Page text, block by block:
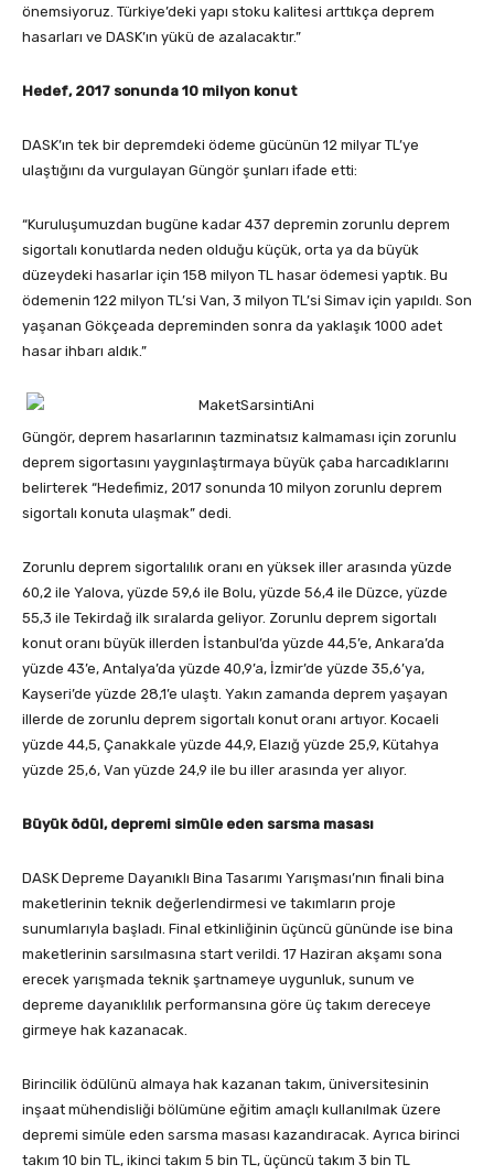
önemsiyoruz. Türkiye’deki yapı stoku kalitesi arttıkça deprem
hasarları ve DASK’ın yükü de azalacaktır.”
Hedef, 2017 sonunda 10 milyon konut
DASK’ın tek bir depremdeki ödeme gücünün 12 milyar TL’ye
ulaştığını da vurgulayan Güngör şunları ifade etti:
“Kuruluşumuzdan bugüne kadar 437 depremin zorunlu deprem
sigortalı konutlarda neden olduğu küçük, orta ya da büyük
düzeydeki hasarlar için 158 milyon TL hasar ödemesi yaptık. Bu
ödemenin 122 milyon TL’si Van, 3 milyon TL’si Simav için yapıldı. Son
yaşanan Gökçeada depreminden sonra da yaklaşık 1000 adet
hasar ihbarı aldık.”
Güngör, deprem hasarlarının tazminatsız kalmaması için zorunlu
deprem sigortasını yaygınlaştırmaya büyük çaba harcadıklarını
belirterek “Hedefimiz, 2017 sonunda 10 milyon zorunlu deprem
sigortalı konuta ulaşmak” dedi.
Zorunlu deprem sigortalılık oranı en yüksek iller arasında yüzde
60,2 ile Yalova, yüzde 59,6 ile Bolu, yüzde 56,4 ile Düzce, yüzde
55,3 ile Tekirdağ ilk sıralarda geliyor. Zorunlu deprem sigortalı
konut oranı büyük illerden İstanbul’da yüzde 44,5’e, Ankara’da
yüzde 43’e, Antalya’da yüzde 40,9’a, İzmir’de yüzde 35,6’ya,
Kayseri’de yüzde 28,1’e ulaştı. Yakın zamanda deprem yaşayan
illerde de zorunlu deprem sigortalı konut oranı artıyor. Kocaeli
yüzde 44,5, Çanakkale yüzde 44,9, Elazığ yüzde 25,9, Kütahya
yüzde 25,6, Van yüzde 24,9 ile bu iller arasında yer alıyor.
Büyük ödül, depremi simüle eden sarsma masası
DASK Depreme Dayanıklı Bina Tasarımı Yarışması’nın finali bina
maketlerinin teknik değerlendirmesi ve takımların proje
sunumlarıyla başladı. Final etkinliğinin üçüncü gününde ise bina
maketlerinin sarsılmasına start verildi. 17 Haziran akşamı sona
erecek yarışmada teknik şartnameye uygunluk, sunum ve
depreme dayanıklılık performansına göre üç takım dereceye
girmeye hak kazanacak.
Birincilik ödülünü almaya hak kazanan takım, üniversitesinin
inşaat mühendisliği bölümüne eğitim amaçlı kullanılmak üzere
depremi simüle eden sarsma masası kazandıracak. Ayrıca birinci
takım 10 bin TL, ikinci takım 5 bin TL, üçüncü takım 3 bin TL